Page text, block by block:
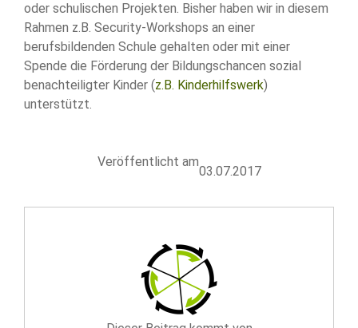
oder schulischen Projekten. Bisher haben wir in diesem
Rahmen z.B. Security-Workshops an einer
berufsbildenden Schule gehalten oder mit einer
Spende die Förderung der Bildungschancen sozial
benachteiligter Kinder (z.B. Kinderhilfswerk)
unterstützt.
Veröffentlicht am
03.07.2017